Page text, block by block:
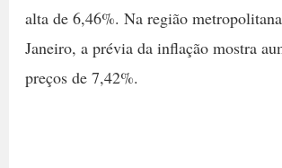
alta de 6,46%. Na região
Janeiro, a prévia da inflação mostra
preços de 7,42%.